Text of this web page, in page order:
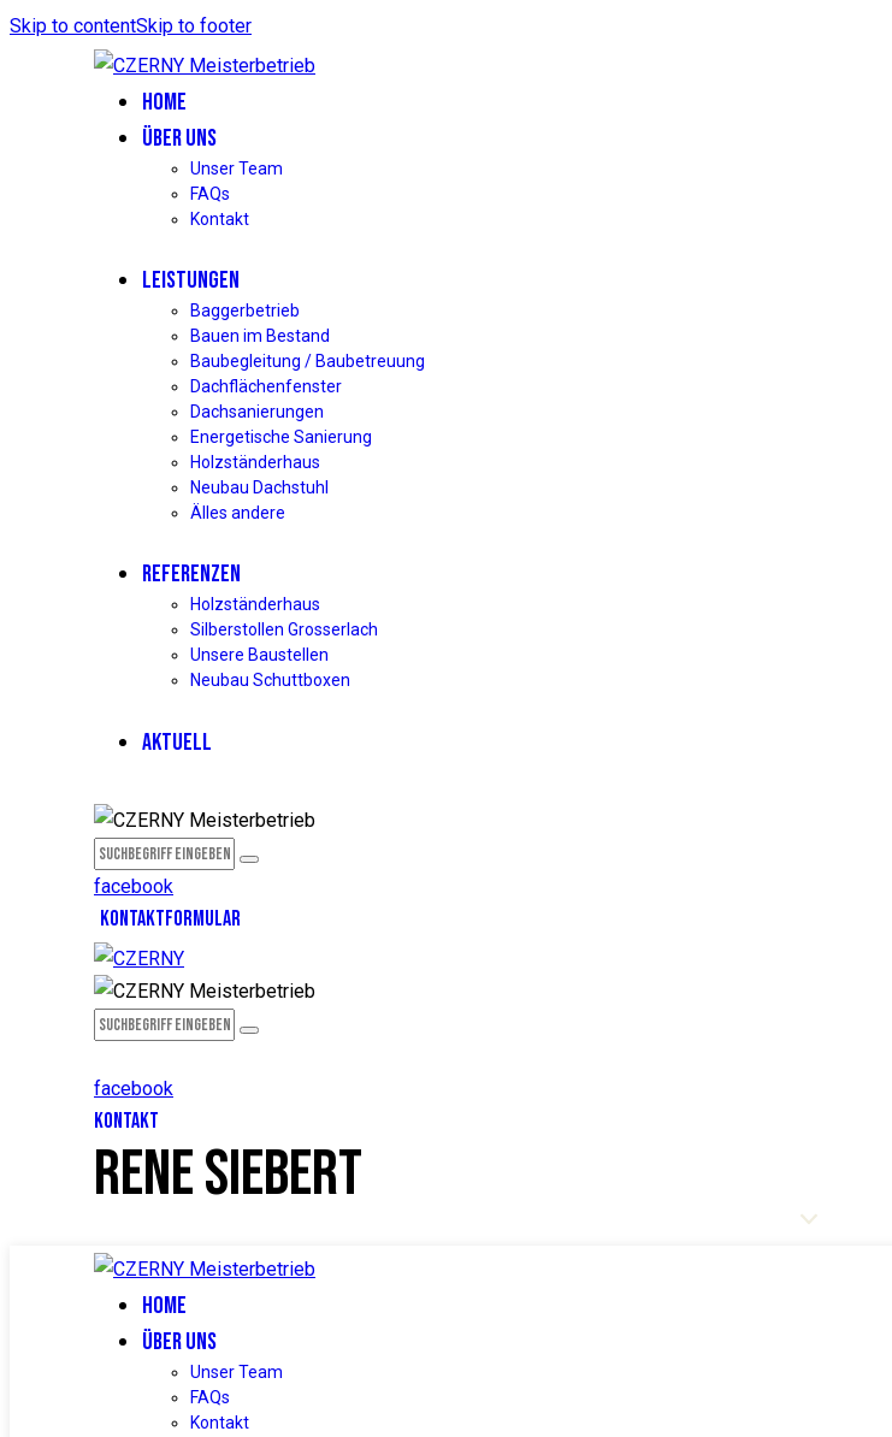
Skip to contentSkip to footer
HOME
ÜBER UNS
Unser Team
FAQs
Kontakt
LEISTUNGEN
Baggerbetrieb
Bauen im Bestand
Baubegleitung / Baubetreuung
Dachflächenfenster
Dachsanierungen
Energetische Sanierung
Holzständerhaus
Neubau Dachstuhl
Älles andere
REFERENZEN
Holzständerhaus
Silberstollen Grosserlach
Unsere Baustellen
Neubau Schuttboxen
AKTUELL
facebook
KONTAKTFORMULAR
facebook
KONTAKT
RENE SIEBERT
HOME
ÜBER UNS
Unser Team
FAQs
Kontakt